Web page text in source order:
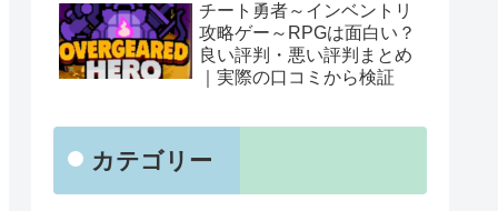
チート勇者～インベントリ
攻略ゲー～RPGは面白い？
良い評判・悪い評判まとめ
｜実際の口コミから検証
カテゴリー